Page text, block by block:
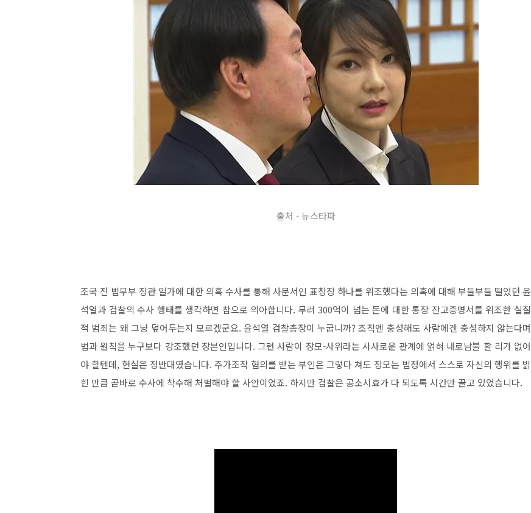
출처 - 뉴스타파
조국 전 법무부 장관 일가에 대한 의혹 수사를 통해 사문서인 표창장 하나를 위조했다는 의혹에 대해 부들부들 떨었던 윤
석열과 검찰의 수사 행태를 생각하면 참으로 의아합니다. 무려 300억이 넘는 돈에 대한 통장 잔고증명서를 위조한 실질
적 범죄는 왜 그냥 덮어두는지 모르겠군요. 윤석열 검찰총장이 누굽니까? 조직엔 충성해도 사람에겐 충성하지 않는다며
법과 원칙을 누구보다 강조했던 장본인입니다. 그런 사람이 장모-사위라는 사사로운 관계에 얽혀 내로남불 할 리가 없어
야 할텐데, 현실은 정반대였습니다. 주가조작 혐의를 받는 부인은 그렇다 쳐도 장모는 법정에서 스스로 자신의 행위를 밝
힌 만큼 곧바로 수사에 착수해 처벌해야 할 사안이었죠. 하지만 검찰은 공소시효가 다 되도록 시간만 끌고 있었습니다.